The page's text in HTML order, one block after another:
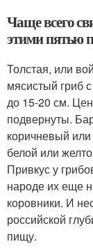
Чаще всего
этими пятью
Толстая, или
мясистый гриб
до 15-20 см.
подвернуты.
коричневый
белой или
Привкус у
народе их еще
коровники. И
российской
пищу.